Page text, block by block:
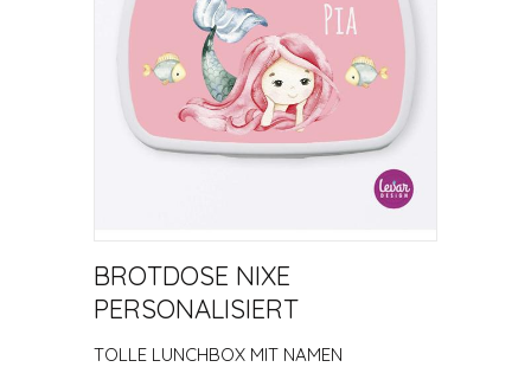
BROTDOSE NIXE
PERSONALISIERT
TOLLE LUNCHBOX MIT NAMEN